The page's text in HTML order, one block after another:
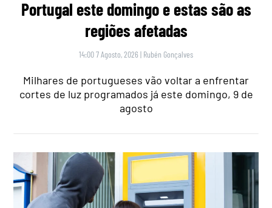
Portugal este domingo e estas são as
regiões afetadas
14:00 7 Agosto, 2026 | Rubén Gonçalves
Milhares de portugueses vão voltar a enfrentar
cortes de luz programados já este domingo, 9 de
agosto